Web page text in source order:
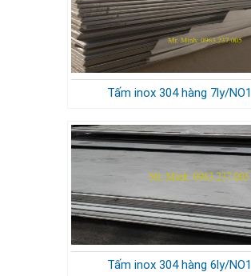
Tấm inox 304 hàng 7ly/NO1
Tấm inox 304 hàng 6ly/NO1